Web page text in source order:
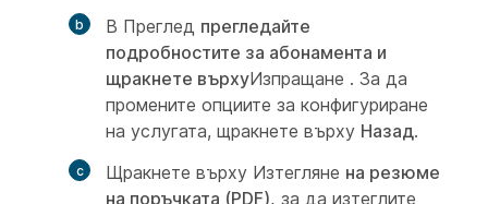
В Преглед прегледайте
подробностите за абонамента и
щракнете върхуИзпращане . За да
промените опциите за конфигуриране
на услугата, щракнете върху Назад.
Щракнете върху Изтегляне на резюме
на поръчката (PDF), за да изтеглите